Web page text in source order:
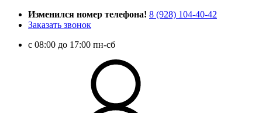
Изменился номер телефона! 8 (928) 104-40-42
Заказать звонок
c 08:00 до 17:00 пн-сб